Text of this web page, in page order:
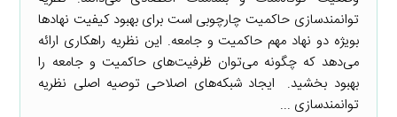
توانمندسازی حاکمیت چارچوبی است برای بهبود کیفیت نهادها
بویژه دو نهاد مهم حاکمیت و جامعه. این نظریه راهکاری ارائه
می‌دهد که چگونه می‌توان ظرفیت‌های حاکمیت و جامعه را
بهبود بخشید. ایجاد شبکه‌های اصلاحی توصیه اصلی نظریه
توانمندسازی ...